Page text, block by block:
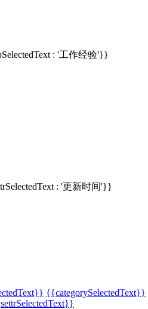
: '工作经验'}}
: '更新时间'}}
{{categorySelectedText}}